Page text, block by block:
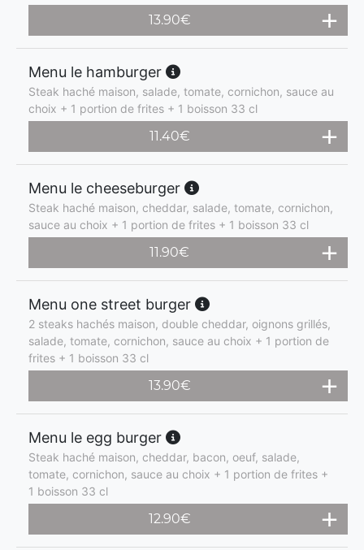
13.90€
Menu le hamburger
Steak haché maison, salade, tomate, cornichon, sauce au
choix + 1 portion de frites + 1 boisson 33 cl
11.40€
Menu le cheeseburger
Steak haché maison, cheddar, salade, tomate, cornichon,
sauce au choix + 1 portion de frites + 1 boisson 33 cl
11.90€
Menu one street burger
2 steaks hachés maison, double cheddar, oignons grillés,
salade, tomate, cornichon, sauce au choix + 1 portion de
frites + 1 boisson 33 cl
13.90€
Menu le egg burger
Steak haché maison, cheddar, bacon, oeuf, salade,
tomate, cornichon, sauce au choix + 1 portion de frites +
1 boisson 33 cl
12.90€